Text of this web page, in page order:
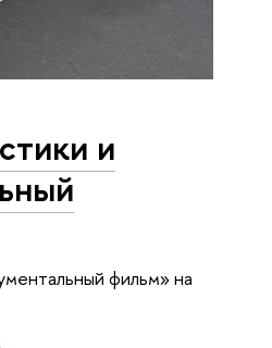
и
фильм» на